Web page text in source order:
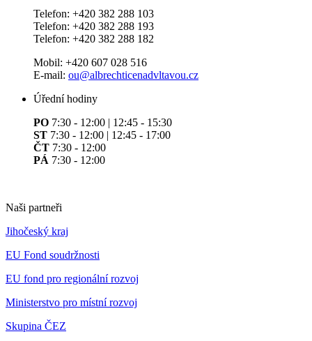
Telefon: +420 382 288 103
Telefon: +420 382 288 193
Telefon: +420 382 288 182
Mobil: +420 607 028 516
E-mail: ou@albrechticenadvltavou.cz
Úřední hodiny
PO 7:30 - 12:00 | 12:45 - 15:30
ST 7:30 - 12:00 | 12:45 - 17:00
ČT 7:30 - 12:00
PÁ 7:30 - 12:00
Naši partneři
Jihočeský kraj
EU Fond soudržnosti
EU fond pro regionální rozvoj
Ministerstvo pro místní rozvoj
Skupina ČEZ